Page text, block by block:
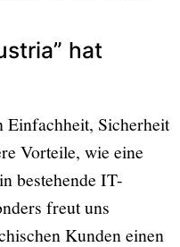
hat
Sicherheit
Vorteile, wie eine
bestehende IT-
freut uns
Kunden einen